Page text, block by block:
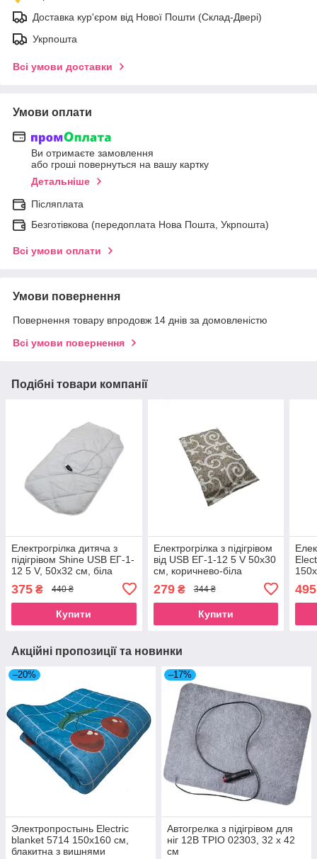
Доставка кур'єром від Нової Пошти (Склад-Двері)
Укрпошта
Всі умови доставки
Умови оплати
Ви отримаєте замовлення
або гроші повернуться на вашу картку
Детальніше
Післяплата
Безготівкова (передоплата Нова Пошта, Укрпошта)
Всі умови оплати
Умови повернення
Повернення товару впродовж 14 днів за домовленістю
Всі умови повернення
Подібні товари компанії
Електрогрілка дитяча з
підігрівом Shine USB ЕГ-1-
12 5 V, 50х32 см, біла
375 ₴ 440 ₴
Купити
Електрогрілка з підігрівом
від USB ЕГ-1-12 5 V 50х30
см, коричнево-біла
279₴ 344 ₴
Купити
495
Акційні пропозиції та новинки
–20%
Электропростынь Electric
blanket 5714 150х160 см,
блакитна з вишнями
–17%
Автогрелка з підігрівом для
ніг 12В ТРІО 02303, 32 х 42
см